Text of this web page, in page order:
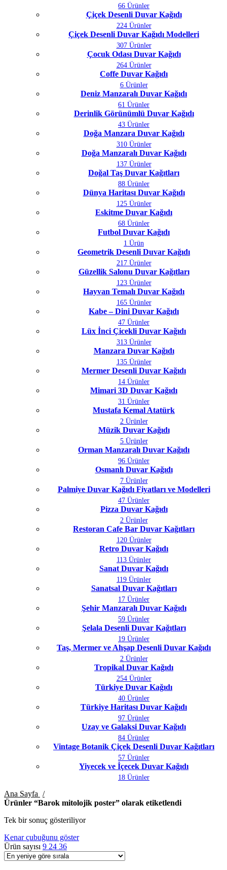
66 Ürünler
Çiçek Desenli Duvar Kağıdı
224 Ürünler
Çiçek Desenli Duvar Kağıdı Modelleri
307 Ürünler
Çocuk Odası Duvar Kağıdı
264 Ürünler
Coffe Duvar Kağıdı
6 Ürünler
Deniz Manzaralı Duvar Kağıdı
61 Ürünler
Derinlik Görünümlü Duvar Kağıdı
43 Ürünler
Doğa Manzara Duvar Kağıdı
310 Ürünler
Doğa Manzaralı Duvar Kağıdı
137 Ürünler
Doğal Taş Duvar Kağıtları
88 Ürünler
Dünya Haritası Duvar Kağıdı
125 Ürünler
Eskitme Duvar Kağıdı
68 Ürünler
Futbol Duvar Kağıdı
1 Ürün
Geometrik Desenli Duvar Kağıdı
217 Ürünler
Güzellik Salonu Duvar Kağıtları
123 Ürünler
Hayvan Temalı Duvar Kağıdı
165 Ürünler
Kabe – Dini Duvar Kağıdı
47 Ürünler
Lüx İnci Çicekli Duvar Kağıdı
313 Ürünler
Manzara Duvar Kağıdı
135 Ürünler
Mermer Desenli Duvar Kağıdı
14 Ürünler
Mimari 3D Duvar Kağıdı
31 Ürünler
Mustafa Kemal Atatürk
2 Ürünler
Müzik Duvar Kağıdı
5 Ürünler
Orman Manzaralı Duvar Kağıdı
96 Ürünler
Osmanlı Duvar Kağıdı
7 Ürünler
Palmiye Duvar Kağıdı Fiyatları ve Modelleri
47 Ürünler
Pizza Duvar Kağıdı
2 Ürünler
Restoran Cafe Bar Duvar Kağıtları
120 Ürünler
Retro Duvar Kağıdı
113 Ürünler
Sanat Duvar Kağıdı
119 Ürünler
Sanatsal Duvar Kağıtları
17 Ürünler
Şehir Manzaralı Duvar Kağıdı
59 Ürünler
Şelala Desenli Duvar Kağıtları
19 Ürünler
Taş, Mermer ve Ahşap Desenli Duvar Kağıdı
2 Ürünler
Tropikal Duvar Kağıdı
254 Ürünler
Türkiye Duvar Kağıdı
40 Ürünler
Türkiye Haritası Duvar Kağıdı
97 Ürünler
Uzay ve Galaksi Duvar Kağıdı
84 Ürünler
Vintage Botanik Çiçek Desenli Duvar Kağıtları
57 Ürünler
Yiyecek ve İçecek Duvar Kağıdı
18 Ürünler
Ana Sayfa
Ürünler “Barok mitolojik poster” olarak etiketlendi
Tek bir sonuç gösteriliyor
Kenar çubuğunu göster
Ürün sayısı 9 24 36